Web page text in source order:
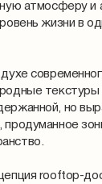
атмосферу и
жизни в
но
rooftop-